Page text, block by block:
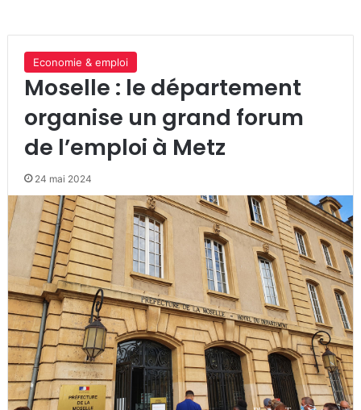
Economie & emploi
Moselle : le département
organise un grand forum
de l’emploi à Metz
24 mai 2024